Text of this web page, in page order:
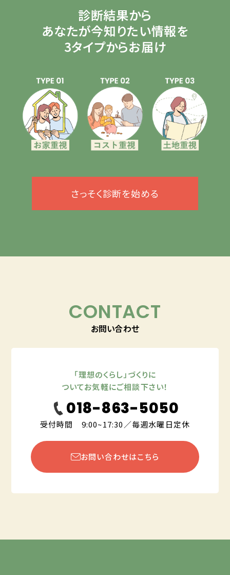
診断結果から
あなたが今知りたい情報を
3タイプからお届け
さっそく診断を始める
CONTACT
お問い合わせ
「理想のくらし」づくりに
ついてお気軽にご相談下さい！
018-863-5050
受付時間 9:00~17:30／毎週水曜日定休
お問い合わせはこちら